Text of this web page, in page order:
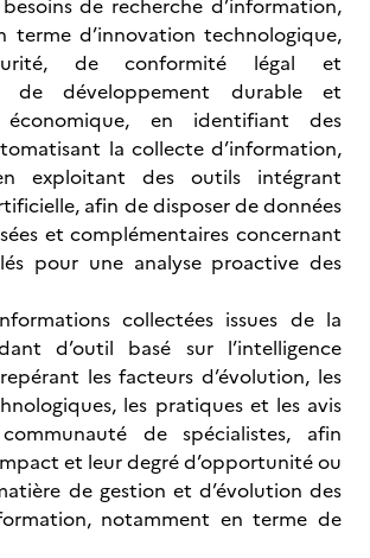
de recherche d’information,
terme d’innovation technologique,
de conformité légal et
de développement durable et
économique, en identifiant des
la collecte d’information,
exploitant des outils intégrant
afin de disposer de données
et complémentaires concernant
pour une analyse proactive des
collectées issues de la
d’outil basé sur l’intelligence
les facteurs d’évolution, les
les pratiques et les avis
de spécialistes, afin
et leur degré d’opportunité ou
de gestion et d’évolution des
notamment en terme de